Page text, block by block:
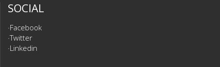
SOCIAL
Facebook
Twitter
Linkedin